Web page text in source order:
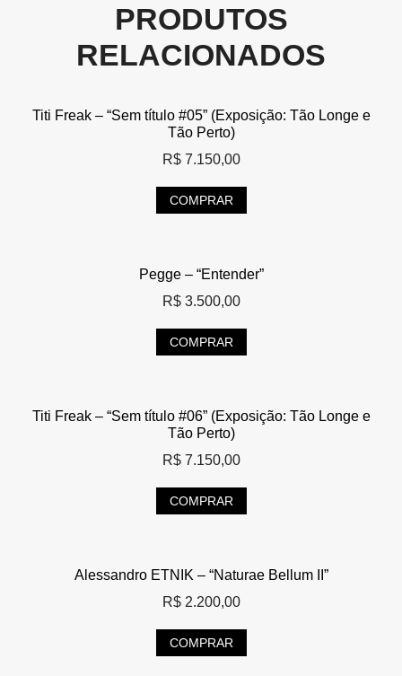
PRODUTOS
RELACIONADOS
Titi Freak – “Sem título #05” (Exposição: Tão Longe e
Tão Perto)
R$7.150,00
COMPRAR
Pegge – “Entender”
R$3.500,00
COMPRAR
Titi Freak – “Sem título #06” (Exposição: Tão Longe e
Tão Perto)
R$7.150,00
COMPRAR
Alessandro ETNIK – “Naturae Bellum II”
R$2.200,00
COMPRAR